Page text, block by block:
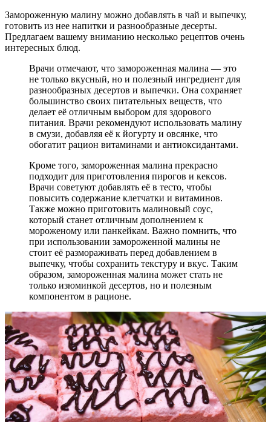
Замороженную малину можно добавлять в чай и выпечку,
готовить из нее напитки и разнообразные десерты.
Предлагаем вашему вниманию несколько рецептов очень
интересных блюд.
Врачи отмечают, что замороженная малина — это
не только вкусный, но и полезный ингредиент для
разнообразных десертов и выпечки. Она сохраняет
большинство своих питательных веществ, что
делает её отличным выбором для здорового
питания. Врачи рекомендуют использовать малину
в смузи, добавляя её к йогурту и овсянке, что
обогатит рацион витаминами и антиоксидантами.
Кроме того, замороженная малина прекрасно
подходит для приготовления пирогов и кексов.
Врачи советуют добавлять её в тесто, чтобы
повысить содержание клетчатки и витаминов.
Также можно приготовить малиновый соус,
который станет отличным дополнением к
мороженому или панкейкам. Важно помнить, что
при использовании замороженной малины не
стоит её размораживать перед добавлением в
выпечку, чтобы сохранить текстуру и вкус. Таким
образом, замороженная малина может стать не
только изюминкой десертов, но и полезным
компонентом в рационе.